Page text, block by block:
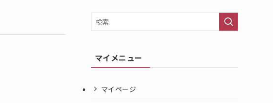
マイメニュー
マイページ